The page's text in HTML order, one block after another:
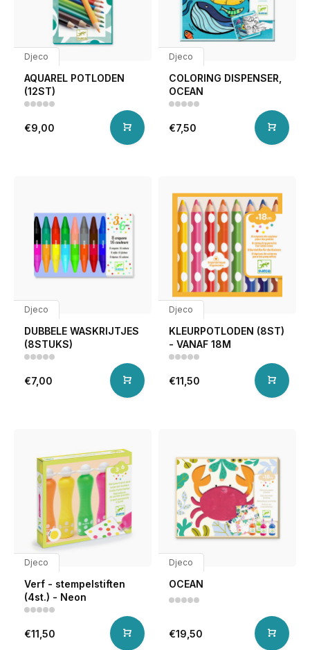
Djeco
AQUAREL POTLODEN
(12ST)
€9,00
Djeco
COLORING DISPENSER,
OCEAN
€7,50
Djeco
DUBBELE WASKRIJTJES
(8STUKS)
€7,00
Djeco
KLEURPOTLODEN (8ST)
- VANAF 18M
€11,50
Djeco
Verf - stempelstiften
(4st.) - Neon
€11,50
Djeco
OCEAN
€19,50